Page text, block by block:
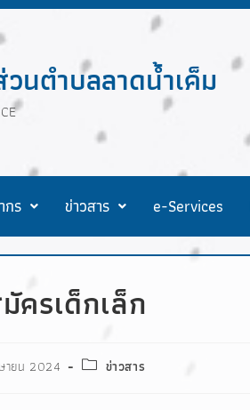
นตำบลลาดน้ำเค็ม
กร ข่าวสาร e-Services
ครเด็กเล็ก
ายน 2024 ข่าวสาร